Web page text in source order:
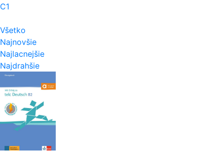
C1
Všetko
Najnovšie
Najlacnejšie
Najdrahšie